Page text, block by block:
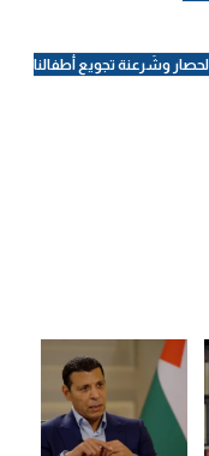
وشَرعنة تجويع أطفالنا